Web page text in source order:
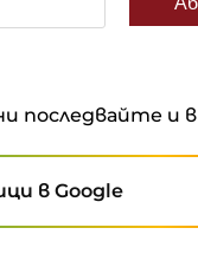
последвайте и в
в Google